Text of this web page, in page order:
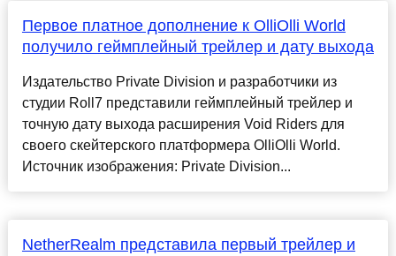
Первое платное дополнение к OlliOlli World
получило геймплейный трейлер и дату выхода
Издательство Private Division и разработчики из
студии Roll7 представили геймплейный трейлер и
точную дату выхода расширения Void Riders для
своего скейтерского платформера OlliOlli World.
Источник изображения: Private Division...
NetherRealm представила первый трейлер и